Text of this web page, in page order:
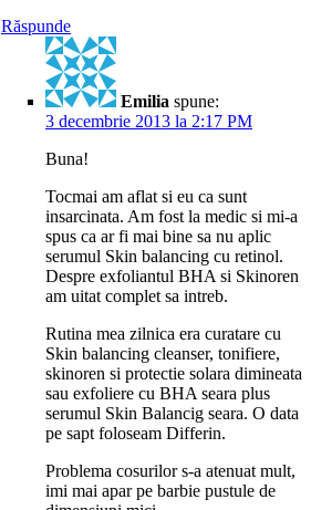
Răspunde
Emilia spune:
3 decembrie 2013 la 2:17 PM
Buna!
Tocmai am aflat si eu ca sunt
insarcinata. Am fost la medic si mi-a
spus ca ar fi mai bine sa nu aplic
serumul Skin balancing cu retinol.
Despre exfoliantul BHA si Skinoren
am uitat complet sa intreb.
Rutina mea zilnica era curatare cu
Skin balancing cleanser, tonifiere,
skinoren si protectie solara dimineata
sau exfoliere cu BHA seara plus
serumul Skin Balancig seara. O data
pe sapt foloseam Differin.
Problema cosurilor s-a atenuat mult,
imi mai apar pe barbie pustule de